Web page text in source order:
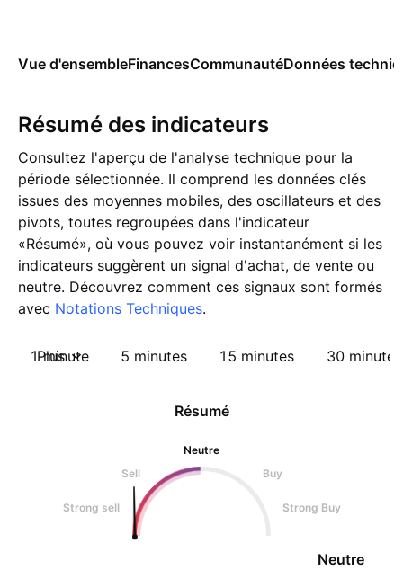
Vue d'ensembleFinancesCommunautéDonnées
Résumé des indicateurs
Consultez l'aperçu de l'analyse technique pour la
période sélectionnée. Il comprend les données clés
issues des moyennes mobiles, des oscillateurs et des
pivots, toutes regroupées dans l'indicateur
«Résumé», où vous pouvez voir instantanément si les
indicateurs suggèrent un signal d'achat, de vente ou
neutre. Découvrez comment ces signaux sont formés
avec Notations Techniques.
1 minute 5 minutes 15 minutes 30 minutes
Plus
Résumé
Neutre
Sell
Buy
Strong sell Strong Buy
Neutre